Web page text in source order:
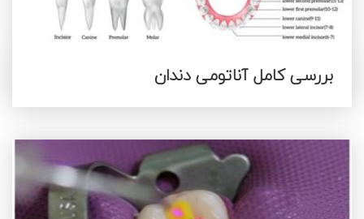
بررسی کامل آناتومی دندان